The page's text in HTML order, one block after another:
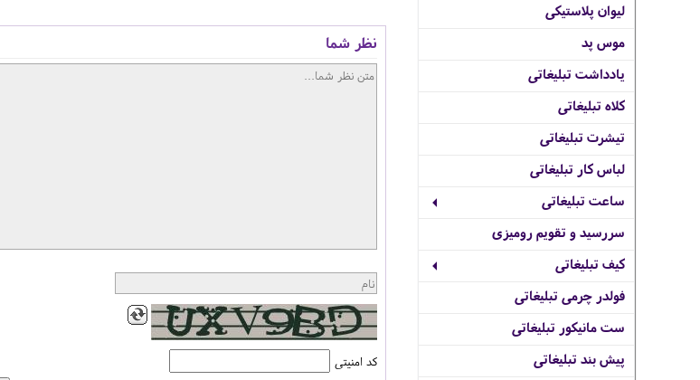
لیوان پلاستیکی
موس پد
یادداشت تبلیغاتی
کلاه تبلیغاتی
تیشرت تبلیغاتی
لباس کار تبلیغاتی
ساعت تبلیغاتی
سررسید و تقویم رومیزی
کیف تبلیغاتی
فولدر چرمی تبلیغاتی
ست مانیکور تبلیغاتی
پیش بند تبلیغاتی
نظر شما
کد امنیتی